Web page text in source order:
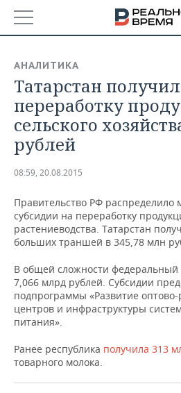
БАШКОРТОСТАН
ТАТАРСТАН
УДМУРТИЯ
НОВОСТИ
АНАЛИТИКА
НОВОСТИ АНАЛИТИКИ
ДЕКЛАРАЦИИ О ДОХОДАХ
КОРОЛИ ГОСЗАКАЗА ПФО
ВУЗЫ ТАТАРСТАНА
КОМУ ПРИНАДЛЕЖАТ
ТОРГОВЫЕ ЦЕНТРЫ
ТАТАРСТАНА
ЭКОНОМИКА
НОВОСТИ ЭКОНОМИКИ
ФИНАНСЫ
БАНКИ
БЮДЖЕТ
ИНВЕСТИЦИИ
ПРОМЫШЛЕННОСТЬ
НОВОСТИ
ПРОМЫШЛЕННОСТИ
АГРОПРОМ
МАШИНОСТРОЕНИЕ
НЕФТЕХИМИЯ
НЕФТЬ
ОПК
НЕДВИЖИМОСТЬ
НОВОСТИ НЕДВИЖИМОСТИ
АВТО
НОВОСТИ АВТО
БИЗНЕС
НОВОСТИ БИЗНЕСА
ТРАНСПОРТ
ТЕХНОЛОГИИ
IT
НОВОСТИ МЕРОПРИЯТИЙ
СПОРТ
АНАЛИТИКА
​Татарстан
переработку
сельского
рублей
08:59, 20.08.2015
Правительство РФ распределило
субсидии на переработку
растениеводства. Татарстан
больших траншей в 345,78 млн
В общей сложности федеральный
7,066 млрд рублей. Субсидии
подпрограммы «Развитие
центров и инфраструктуры
питания».
Ранее республика получила 313
товарного молока.